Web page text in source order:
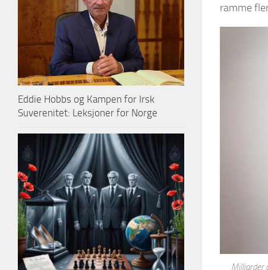
ramme
Milliarder
Eddie Hobbs og Kampen for Irsk
Suverenitet: Leksjoner for Norge